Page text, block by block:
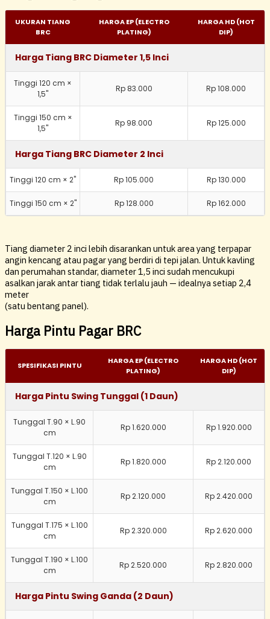
UKURAN TIANG
BRC
HARGA EP (ELECTRO
PLATING)
HARGA HD (HOT
DIP)
Harga Tiang BRC Diameter 1,5 Inci
Tinggi 120 cm ×
1,5"
Rp 83.000 Rp 108.000
Tinggi 150 cm ×
1,5"
Rp 98.000 Rp 125.000
Harga Tiang BRC Diameter 2 Inci
Tinggi 120 cm × 2" Rp 105.000 Rp 130.000
Tinggi 150 cm × 2" Rp 128.000 Rp 162.000
Tiang diameter 2 inci lebih disarankan untuk area yang terpapar
angin kencang atau pagar yang berdiri di tepi jalan. Untuk kavling
dan perumahan standar, diameter 1,5 inci sudah mencukupi
asalkan jarak antar tiang tidak terlalu jauh — idealnya setiap 2,4
meter
(satu bentang panel).
Harga Pintu Pagar BRC
SPESIFIKASI PINTU
HARGA EP (ELECTRO
PLATING)
HARGA HD (HOT
DIP)
Harga Pintu Swing Tunggal (1 Daun)
Tunggal T.90 × L.90
cm
Rp 1.620.000 Rp 1.920.000
Tunggal T.120 × L.90
cm
Rp 1.820.000 Rp 2.120.000
Tunggal T.150 × L.100
cm
Rp 2.120.000 Rp 2.420.000
Tunggal T.175 × L.100
cm
Rp 2.320.000 Rp 2.620.000
Tunggal T.190 × L.100
cm
Rp 2.520.000 Rp 2.820.000
Harga Pintu Swing Ganda (2 Daun)